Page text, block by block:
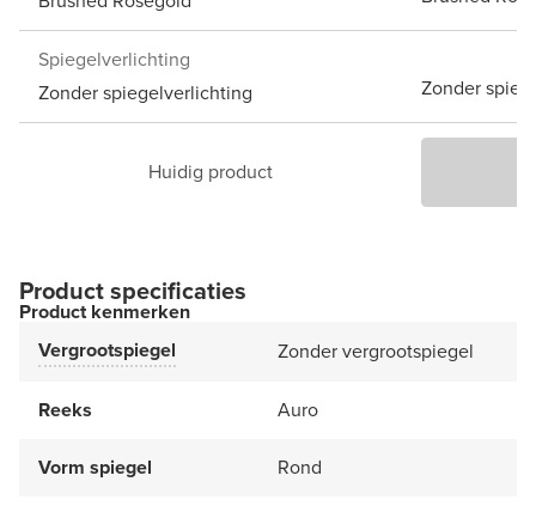
Spiegelverlichting
Zonder spiegelverlichting
Zonder
Huidig product
Product specificaties
Product kenmerken
Vergrootspiegel
Zonder vergrootspiegel
Reeks Auro
Vorm spiegel Rond